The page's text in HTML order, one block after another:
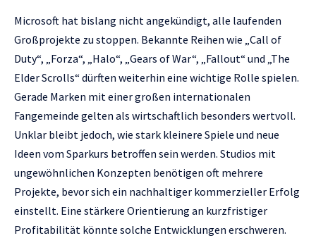
Microsoft hat bislang nicht angekündigt, alle laufenden
Großprojekte zu stoppen. Bekannte Reihen wie „Call of
Duty“, „Forza“, „Halo“, „Gears of War“, „Fallout“ und „The
Elder Scrolls“ dürften weiterhin eine wichtige Rolle spielen.
Gerade Marken mit einer großen internationalen
Fangemeinde gelten als wirtschaftlich besonders wertvoll.
Unklar bleibt jedoch, wie stark kleinere Spiele und neue
Ideen vom Sparkurs betroffen sein werden. Studios mit
ungewöhnlichen Konzepten benötigen oft mehrere
Projekte, bevor sich ein nachhaltiger kommerzieller Erfolg
einstellt. Eine stärkere Orientierung an kurzfristiger
Profitabilität könnte solche Entwicklungen erschweren.